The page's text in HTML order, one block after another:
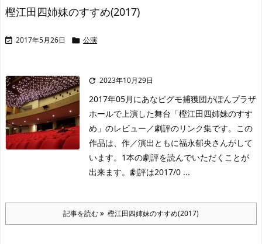
樫江田四姉妹のすすめ(2017)
 2017年5月26日  公演
 2023年10月29日
2017年05月にあなピグモ捕獲団がぽんプラザ
ホールで上演した舞台「樫江田四姉妹のすす
め」のレビュー／劇評のリンク集です。この
作品は、作／演出ともに福永郁央さんがして
います。1本の劇評を読んでいただくことが
出来ます。劇評は2017/0 ...
記事を読む 樫江田四姉妹のすすめ(2017)